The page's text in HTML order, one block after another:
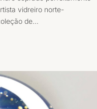
vidreiro norte-
de…